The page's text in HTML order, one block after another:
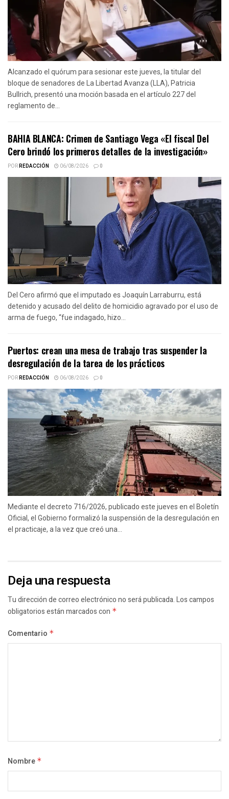
Alcanzado el quórum para sesionar este jueves, la titular del
bloque de senadores de La Libertad Avanza (LLA), Patricia
Bullrich, presentó una moción basada en el artículo 227 del
reglamento de...
BAHIA BLANCA: Crimen de Santiago Vega «El fiscal Del
Cero brindó los primeros detalles de la investigación»
PORREDACCIÓN 06/08/2026 0
Del Cero afirmó que el imputado es Joaquín Larraburru, está
detenido y acusado del delito de homicidio agravado por el uso de
arma de fuego, “fue indagado, hizo...
Puertos: crean una mesa de trabajo tras suspender la
desregulación de la tarea de los prácticos
PORREDACCIÓN 06/08/2026 0
Mediante el decreto 716/2026, publicado este jueves en el Boletín
Oficial, el Gobierno formalizó la suspensión de la desregulación en
el practicaje, a la vez que creó una...
Deja una respuesta
Tu dirección de correo electrónico no será publicada.Los campos
obligatorios están marcados con *
Comentario *
Nombre *